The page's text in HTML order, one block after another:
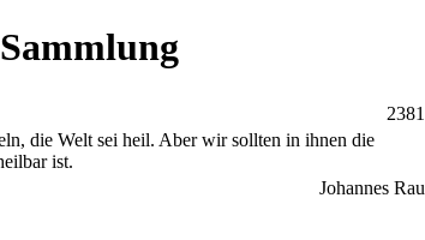
2381
die Welt sei heil. Aber wir sollten in ihnen die
ist.
Johannes Rau